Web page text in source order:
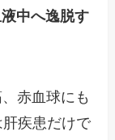
中へ逸脱す
赤血球にも
疾患だけで